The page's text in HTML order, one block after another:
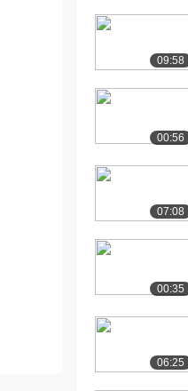
1761播放
[12] CAD图纸导
（中）
844播放
[13] CAD图纸导
（下）
[14] 室内建模讲
[15] 室内建模讲
[16] SU建模后导
3Dmax（上）
1436播放
[17] SU建模后导
09:58
00:56
07:08
00:35
06:25